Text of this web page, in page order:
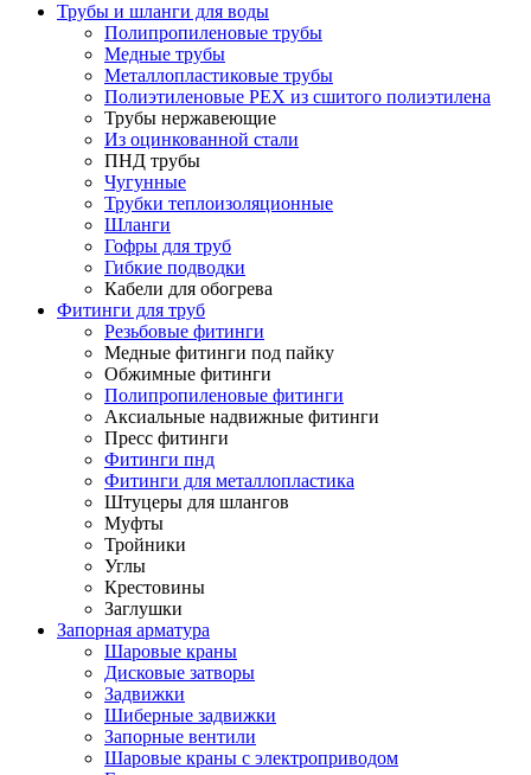
Трубы и шланги для воды
Полипропиленовые трубы
Медные трубы
Металлопластиковые трубы
Полиэтиленовые PEX из сшитого полиэтилена
Трубы нержавеющие
Из оцинкованной стали
ПНД трубы
Чугунные
Трубки теплоизоляционные
Шланги
Гофры для труб
Гибкие подводки
Кабели для обогрева
Фитинги для труб
Резьбовые фитинги
Медные фитинги под пайку
Обжимные фитинги
Полипропиленовые фитинги
Аксиальные надвижные фитинги
Пресс фитинги
Фитинги пнд
Фитинги для металлопластика
Штуцеры для шлангов
Муфты
Тройники
Углы
Крестовины
Заглушки
Запорная арматура
Шаровые краны
Дисковые затворы
Задвижки
Шиберные задвижки
Запорные вентили
Шаровые краны с электроприводом